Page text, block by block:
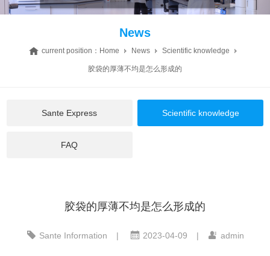
News
current position： Home News Scientific knowledge
胶袋的厚薄不均是怎么形成的
Sante Express Scientific knowledge
FAQ
胶袋的厚薄不均是怎么形成的
Sante Information | 2023-04-09 | admin